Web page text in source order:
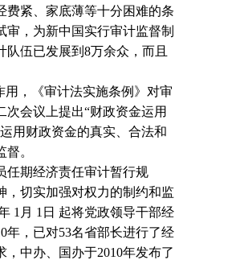
费紧、家底薄等十分困难的条
，为新中国实行审计监督制
队伍已发展到 8万余众，而且
，《审计法实施条例》对审
会议上提出“财政资金运用
用财政资金的真实、合法和
。
任期经济责任审计暂行规
，切实加强对权力的制约和监
1 月 1 日 起将党政领导干部经
年，已对53名省部长进行了经
，中办、国办于2010年发布了